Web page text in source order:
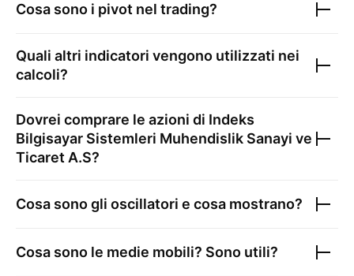
Cosa sono i pivot nel trading?
Quali altri indicatori vengono utilizzati nei
calcoli?
Dovrei comprare le azioni di Indeks
Bilgisayar Sistemleri Muhendislik Sanayi ve
Ticaret A.S?
Cosa sono gli oscillatori e cosa mostrano?
Cosa sono le medie mobili? Sono utili?